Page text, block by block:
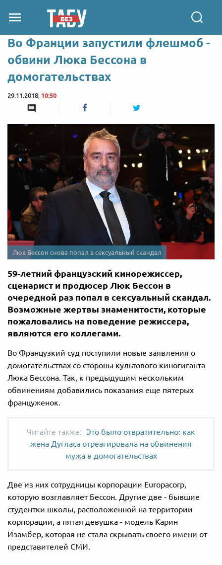
Во Франции запустили флешмоб -
обвини Люка Бессона в
домогательствах
29.11.2018, 10:50
Люк Бессон снова попал в сексуальный скандал
59-летний французский кинорежиссер,
сценарист и продюсер Люк Бессон в
очередной раз попал в сексуальный скандал.
Возможные жертвы знаменитости, которые
пожаловались на поведение режиссера,
являются его коллегами.
Во Французкий суд поступили новые заявления о
домогательствах со стороны культового киногиганта
Люка Бессона. Так, к предыдущим нескольким
обвинениям добавились показания еще пятерых
француженок.
Это было отвратительно: как
жена Дугласа отреагировала на обвинения
мужа в домогательствах
Две из них сотрудницы корпорации Europacorp,
которую возглавляет Бессон. Другие две - бывшие
студентки школы, расположенной на территории
корпорации, а пятая девушка - модель Карин
Изамбер, которая не стала скрывать своего имени от
представителей СМИ.